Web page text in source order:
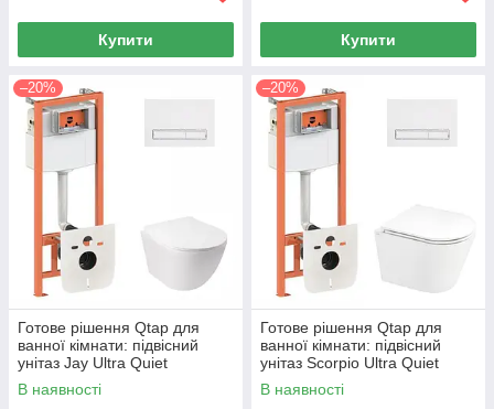
Купити Купити
–20%
Готове рішення Qtap для
ванної кімнати: підвісний
унітаз Jay Ultra Quiet
485x360x320 + комплект
інсталяції Nest 4 в 1 (лінійна
В наявності
–20%
Готове рішення Qtap для
ванної кімнати: підвісний
унітаз Scorpio Ultra Quiet
520x365x365 + комплект
інсталяції Nest 4 в 1 (лінійна
В наявності